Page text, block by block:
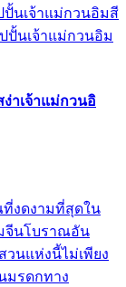
ปั้นเจ้าแม่กวนอิมสี
ปั้นเจ้าแม่กวนอิม
ง่าเจ้าแม่กวนอิ
งดงามที่สุดใน
มจีนโบราณอัน
นแห่งนี้ไม่เพียง
มรดกทาง